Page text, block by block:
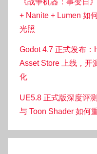
《战争机器：事变日
+ Nanite + Lumen 如
光照
Godot 4.7 正式发布
Asset Store 上线，开
化
UE5.8 正式版深度评
与 Toon Shader 如何